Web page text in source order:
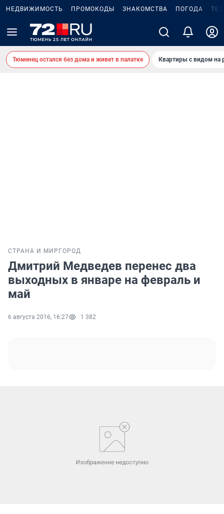
НЕДВИЖИМОСТЬ ПРОМОКОДЫ ЗНАКОМСТВА ПОГОДА
Тюменец остался без дома и живет в палатке Квартиры с видом на
СТРАНА И МИР ГОРОД
Дмитрий Медведев перенес два
выходных в январе на февраль и
май
6 августа 2016, 16:27 1 382